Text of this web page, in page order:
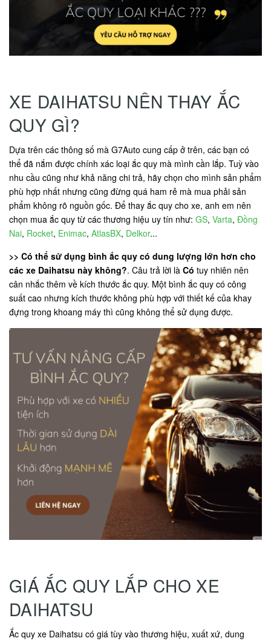
XE DAIHATSU NÊN THAY ẮC
QUY GÌ?
Dựa trên các thông số mà G7Auto cung cấp ở trên, các bạn có
thể đã nắm được chính xác loại ắc quy mà mình cần lắp. Tuỳ vào
nhu cầu cũng như khả năng chi trả, hãy chọn cho mình sản phẩm
phù hợp nhất nhưng cũng đừng quá ham rẻ mà mua phải sản
phẩm không rõ nguồn gốc. Để thay ắc quy cho xe, anh em nên
chọn mua ắc quy từ các thương hiệu uy tín như: GS, Varta, Đồng
Nai, Rocket, Enimac, AtlasBX, Delkor...
>> Có thể sử dụng bình ắc quy có dung lượng lớn hơn cho
các xe Daihatsu này không?. Câu trả lời là Có tuy nhiên nên
cân nhắc thêm về kích thước ắc quy. Một bình ắc quy có công
suất cao nhưng kích thước không phù hợp với thiết kế của khay
đựng trong khoang máy thì cũng không thể sử dụng được.
GIÁ ẮC QUY LẮP CHO XE
DAIHATSU
Ắc quy xe Daihatsu có giá tùy vào thương hiệu, xuất xứ, dung